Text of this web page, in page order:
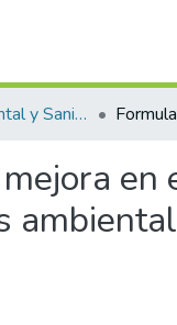
Ingeniería Ambiental y Sanitaria.
en